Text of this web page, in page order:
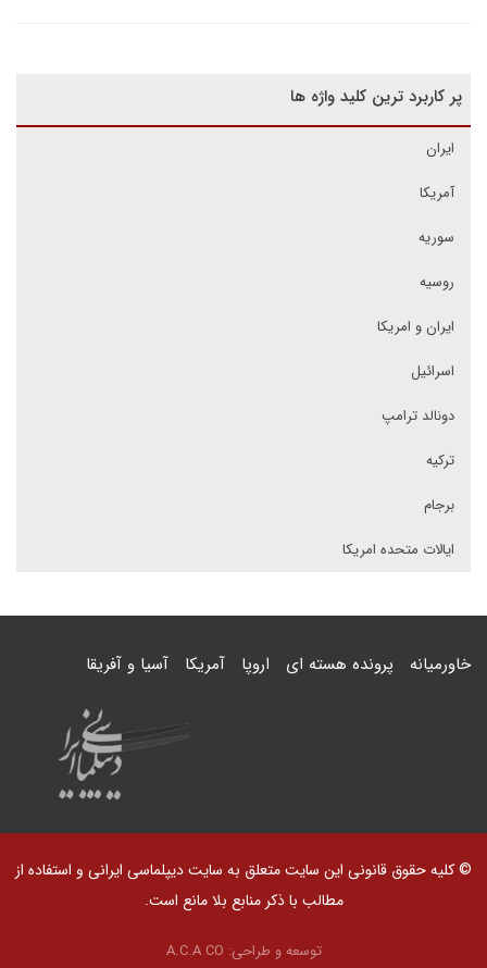
پر کاربرد ترین کلید واژه ها
ایران
آمریکا
سوریه
روسیه
ایران و امریکا
اسرائیل
دونالد ترامپ
ترکیه
برجام
ایالات متحده امریکا
خاورمیانه پرونده هسته ای اروپا آمریکا آسیا و آفریقا
© کلیه حقوق قانونی این سایت متعلق به سایت دیپلماسی ایرانی و استفاده از
مطالب با ذکر منابع بلا مانع است.
توسعه و طراحی: A.C.A CO